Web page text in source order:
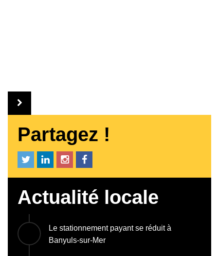
Partagez !
Actualité locale
Le stationnement payant se réduit à
Banyuls-sur-Mer